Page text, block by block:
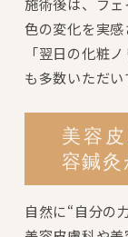
色の変化を実感
「翌日の化粧
も多数いただい
美容
容鍼
自然に“自分の